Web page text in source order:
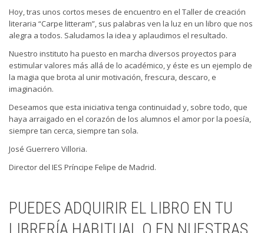
Hoy, tras unos cortos meses de encuentro en el Taller de creación
literaria “Carpe litteram”, sus palabras ven la luz en un libro que nos
alegra a todos. Saludamos la idea y aplaudimos el resultado.
Nuestro instituto ha puesto en marcha diversos proyectos para
estimular valores más allá de lo académico, y éste es un ejemplo de
la magia que brota al unir motivación, frescura, descaro, e
imaginación.
Deseamos que esta iniciativa tenga continuidad y, sobre todo, que
haya arraigado en el corazón de los alumnos el amor por la poesía,
siempre tan cerca, siempre tan sola.
José Guerrero Villoria.
Director del IES Príncipe Felipe de Madrid.
PUEDES ADQUIRIR EL LIBRO EN TU